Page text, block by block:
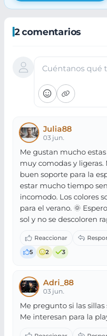
2 comentarios
Cuéntanos qué
Julia88
03 jun.
Me gustan mucho
muy comodas y
buen soporte para la
estar mucho tiempo
incomodo. Los colores
para el verano. 🌞
sol y no se descoloren
5 2 3
Adri_88
03 jun.
Me pregunto si las
Me interesan para la